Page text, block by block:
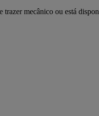
trazer mecânico ou está